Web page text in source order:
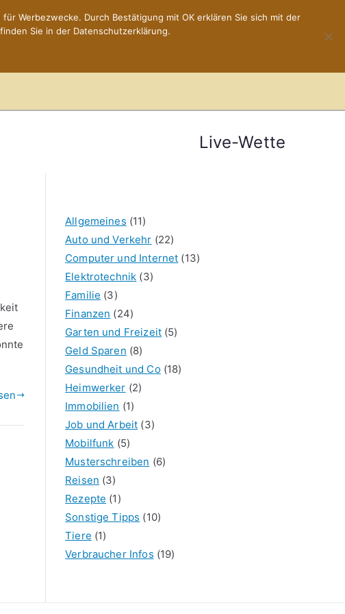
Live-Wette
Allgemeines (11)
Auto und Verkehr (22)
Computer und Internet (13)
Elektrotechnik (3)
Familie (3)
Finanzen (24)
Garten und Freizeit(5)
Geld Sparen (8)
Gesundheit und Co(18)
Heimwerker (2)
Immobilien (1)
Job und Arbeit (3)
Mobilfunk (5)
Musterschreiben (6)
Reisen (3)
Rezepte (1)
Sonstige Tipps (10)
Tiere (1)
Verbraucher Infos (19)
Werbezwecke. Durch Bestätigung mit OK erklären Sie sich mit der
Sie in der Datenschutzerklärung.